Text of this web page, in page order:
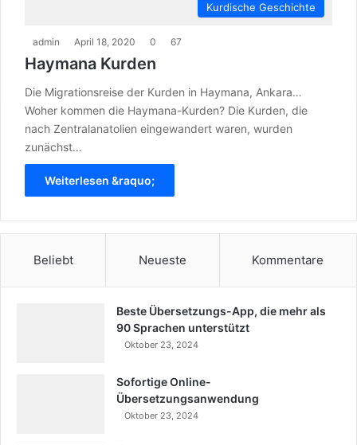
Kurdische Geschichte
admin April 18, 2020 0 67
Haymana Kurden
Die Migrationsreise der Kurden in Haymana, Ankara…
Woher kommen die Haymana-Kurden? Die Kurden, die
nach Zentralanatolien eingewandert waren, wurden
zunächst…
Weiterlesen &raquo;
Beliebt Neueste Kommentare
Beste Übersetzungs-App, die mehr als
90 Sprachen unterstützt
Oktober 23, 2024
Sofortige Online-
Übersetzungsanwendung
Oktober 23, 2024